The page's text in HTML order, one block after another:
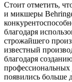
Стоит отметить,
и микшеры
благодаря
строжайшего
известный
благодаря
появились больше